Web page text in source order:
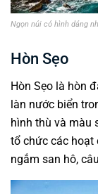
Ngọn núi có hình dáng
Hòn Sẹo
Hòn Sẹo là hòn
làn nước biển
hình thù và màu
tổ chức các hoạt
ngắm san hô,